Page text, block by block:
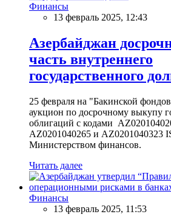
Финансы
13 февраль 2025, 12:43
Азербайджан
часть внутреннего
государственного
25 февраля на "Бакинской
аукцион по досрочному выкупу
облигаций с кодами
AZ0201040265 и AZ0201040323
Министерством финансов.
Читать далее
Финансы
13 февраль 2025, 11:53